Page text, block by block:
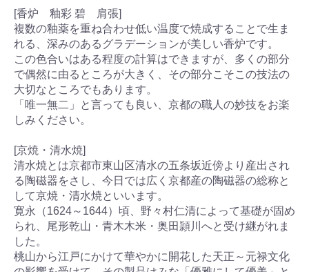
[香炉 釉彩 碧 肩張]
複数の釉薬を重ね合わせ低い温度で焼成することで生ま
れる、深みのあるグラデーションが美しい香炉です。
この色合いはある程度の計算はできますが、多くの部分
で偶然に由るところが大きく、その部分こそこの技法の
大切なところでもあります。
「唯一無二」と言っても良い、京都の職人の妙技をお楽
しみください。
[京焼・清水焼]
清水焼とは京都市東山区清水の五条坂近傍より産出され
る陶磁器をさし、今日では広く京都産の陶磁器の総称と
して京焼・清水焼といいます。
寛永（1624～1644）頃、野々村仁清によって基礎が固め
られ、尾形乾山・青木木米・奥田頴川へと受け継がれま
した。
桃山から江戸にかけて華やかに開花した天正～元禄文化